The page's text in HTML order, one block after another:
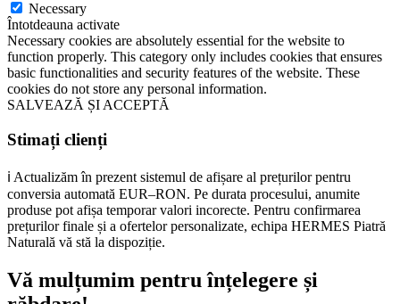
Necessary
Întotdeauna activate
Necessary cookies are absolutely essential for the website to
function properly. This category only includes cookies that ensures
basic functionalities and security features of the website. These
cookies do not store any personal information.
SALVEAZĂ ȘI ACCEPTĂ
Stimați clienți
ℹ️ Actualizăm în prezent sistemul de afișare al prețurilor pentru
conversia automată EUR–RON. Pe durata procesului, anumite
produse pot afișa temporar valori incorecte. Pentru confirmarea
prețurilor finale și a ofertelor personalizate, echipa HERMES Piatră
Naturală vă stă la dispoziție.
Vă mulțumim pentru înțelegere și